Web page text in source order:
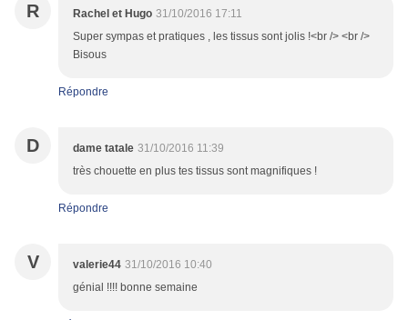
R Rachel et Hugo 31/10/2016 17:11
Super sympas et pratiques , les tissus sont jolis !<br /> <br />
Bisous
Répondre
D dame tatale 31/10/2016 11:39
très chouette en plus tes tissus sont magnifiques !
Répondre
V valerie44 31/10/2016 10:40
génial !!!! bonne semaine